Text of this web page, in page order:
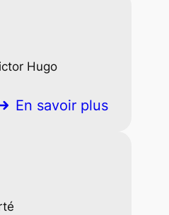
Hugo
En savoir plus